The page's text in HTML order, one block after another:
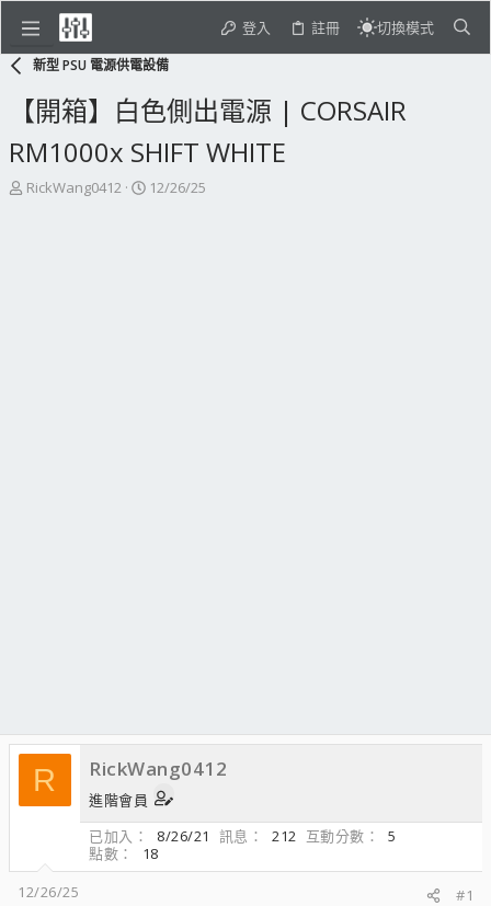
登入 註冊 切換模式
新型 PSU 電源供電設備
【開箱】白色側出電源 | CORSAIR
RM1000x SHIFT WHITE
主
RickWang0412
開
12/26/25
R RickWang0412
進階會員
已加入
8/26/21 訊息 212 互動分數
5
點數
18
12/26/25
#1